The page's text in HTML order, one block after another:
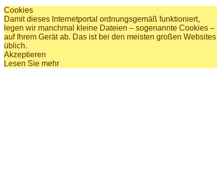
Cookies
Damit dieses Internetportal ordnungsgemäß funktioniert,
legen wir manchmal kleine Dateien – sogenannte Cookies –
auf Ihrem Gerät ab. Das ist bei den meisten großen Websites
üblich.
Akzeptieren
Lesen Sie mehr